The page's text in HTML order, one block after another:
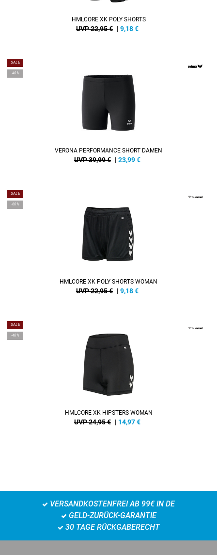
HMLCORE XK POLY SHORTS
UVP 22,95 € | 9,18€
SALE
-40%
VERONA PERFORMANCE SHORT DAMEN
UVP 39,99 € | 23,99€
SALE
-60%
HMLCORE XK POLY SHORTS WOMAN
UVP 22,95 € | 9,18€
SALE
-40%
HMLCORE XK HIPSTERS WOMAN
UVP 24,95 € | 14,97€
VERSANDKOSTENFREI AB 99€ IN DE
GELD-ZURÜCK-GARANTIE
30 TAGE RÜCKGABERECHT